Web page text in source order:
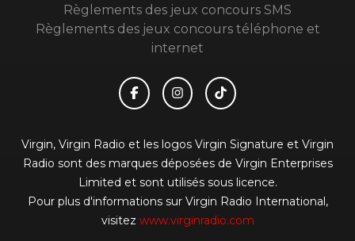
Règlements des jeux concours SMS
Règlements des jeux concours téléphone et
internet
Virgin, Virgin Radio et les logos Virgin Signature et Virgin
Radio sont des marques déposées de Virgin Enterprises
Limited et sont utilisés sous licence.
Pour plus d'informations sur Virgin Radio International,
visitez www.virginradio.com